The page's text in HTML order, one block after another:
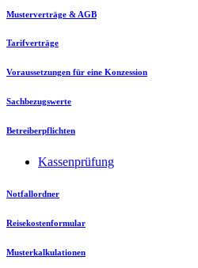
Musterverträge & AGB
Tarifverträge
Voraussetzungen für eine Konzession
Sachbezugswerte
Betreiberpflichten
Kassenprüfung
Notfallordner
Reisekostenformular
Musterkalkulationen